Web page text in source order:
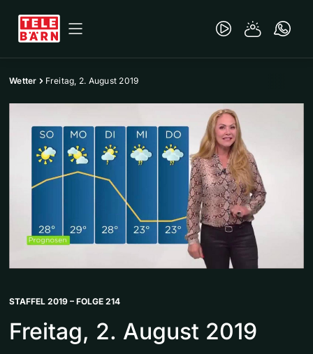
Wetter Freitag, 2. August 2019
STAFFEL 2019 – FOLGE 214
Freitag, 2. August 2019